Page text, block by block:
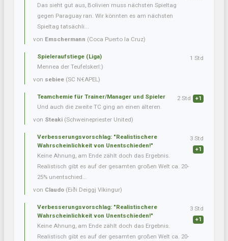
Das sieht gut aus, Bolivien muss nächsten Spieltag
gegen Paraguay ran. Wir könnten es am nächsten
Spieltag tatsächli...
von Emschermann (Coca Puerto la Cruz)
Spieleraufstiege (Liga)
Mennea der Teufelskerl:)
von sebiee (SC N€APEL)
1 Std
Teamchemie für Trainer/Manager und Spieler
Und auch die zweite TC ging an einen älteren.
von Steaki (Schweinepriester United)
2 Std +1
Verbesserungsvorschlag: "Realistischere
Wahrscheinlichkeit von Unentschieden!"
Keine Ahnung, am Ende zählt doch das Ergebnis.
Realistisch gibt es auf der gesamten großen Welt ca. 20-
25% unentschied...
von Claudo (Eiði Deiggj Víkingur)
3 Std
+1
Verbesserungsvorschlag: "Realistischere
Wahrscheinlichkeit von Unentschieden!"
Keine Ahnung, am Ende zählt doch das Ergebnis.
Realistisch gibt es auf der gesamten großen Welt ca. 20-
3 Std
+1